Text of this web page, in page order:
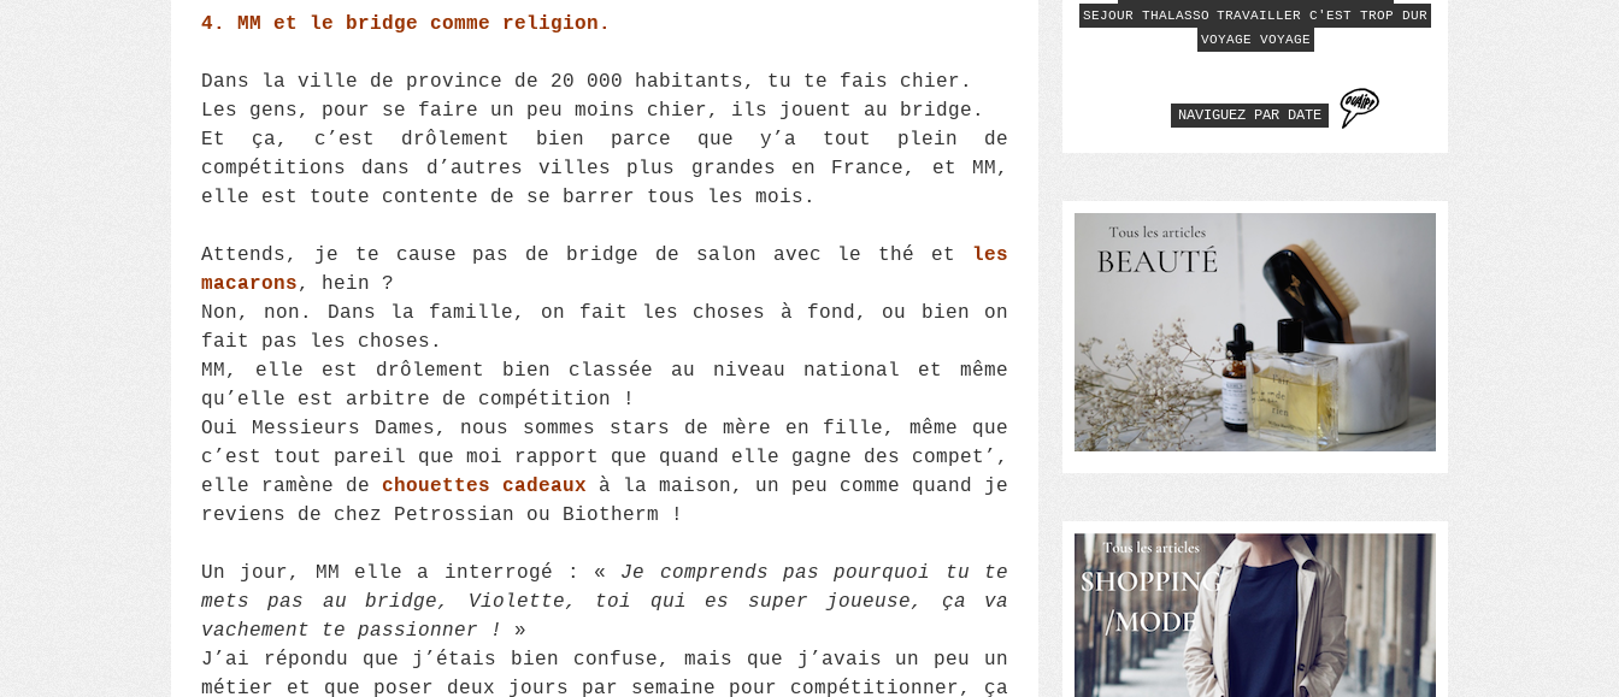
4. MM et le bridge comme religion.
Dans la ville de province de 20 000 habitants, tu te fais chier.
Les gens, pour se faire un peu moins chier, ils jouent au bridge.
Et ça, c’est drôlement bien parce que y’a tout plein de
compétitions dans d’autres villes plus grandes en France, et MM,
elle est toute contente de se barrer tous les mois.
Attends, je te cause pas de bridge de salon avec le thé et les
macarons, hein ?
Non, non. Dans la famille, on fait les choses à fond, ou bien on
fait pas les choses.
MM, elle est drôlement bien classée au niveau national et même
qu’elle est arbitre de compétition !
Oui Messieurs Dames, nous sommes stars de mère en fille, même que
c’est tout pareil que moi rapport que quand elle gagne des compet’,
elle ramène de chouettes cadeaux à la maison, un peu comme quand je
reviens de chez Petrossian ou Biotherm !
Un jour, MM elle a interrogé : « Je comprends pas pourquoi tu te
mets pas au bridge, Violette, toi qui es super joueuse, ça va
vachement te passionner !
»
J’ai répondu que j’étais bien confuse, mais que j’avais un peu un
métier et que poser deux jours par semaine pour compétitionner, ça
SEJOUR THALASSO TRAVAILLER C'EST TROP DUR
VOYAGE VOYAGE
NAVIGUEZ PAR DATE